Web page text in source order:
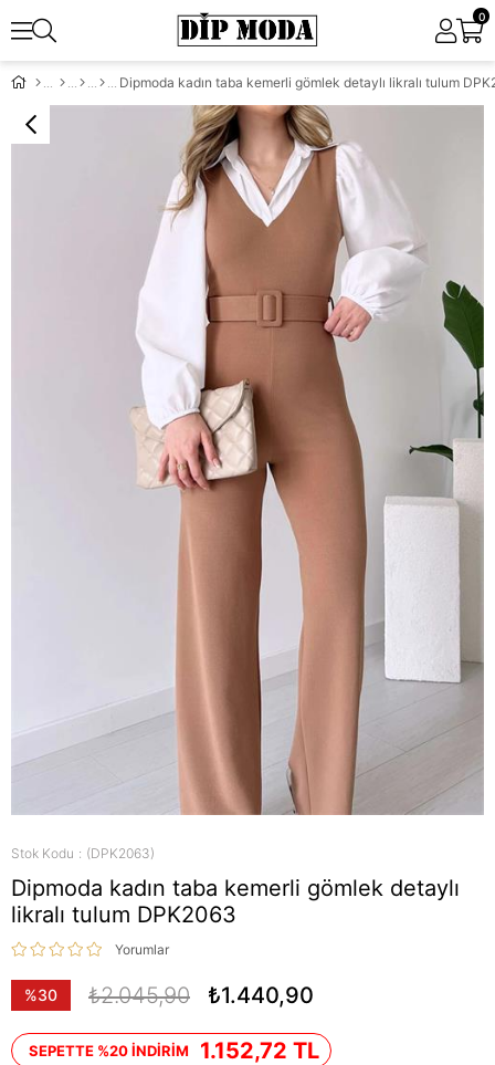
0
Dipmoda kadın taba kemerli gömlek detaylı likralı tulum
Stok Kodu (DPK2063)
Dipmoda kadın taba kemerli gömlek detaylı
likralı tulum DPK2063
Yorumlar
%30
₺2.045,90 ₺1.440,90
SEPETTE %20 İNDİRİM 1.152,72 TL